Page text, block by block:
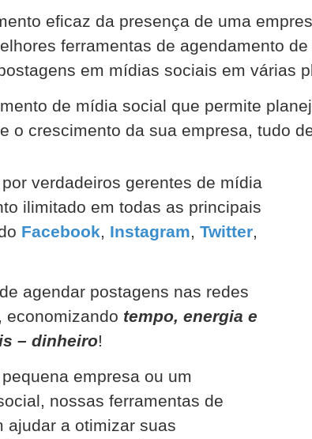
eficaz da presença de uma
ferramentas de agendamento
em mídias sociais em várias
de mídia social que permite
o crescimento da sua empresa, tudo
verdadeiros gerentes de mídia
ilimitado em todas as principais
Facebook, Instagram, Twitter,
agendar postagens nas redes
economizando tempo, energia e
– dinheiro!
empresa ou um
nossas ferramentas de
ajudar a otimizar suas